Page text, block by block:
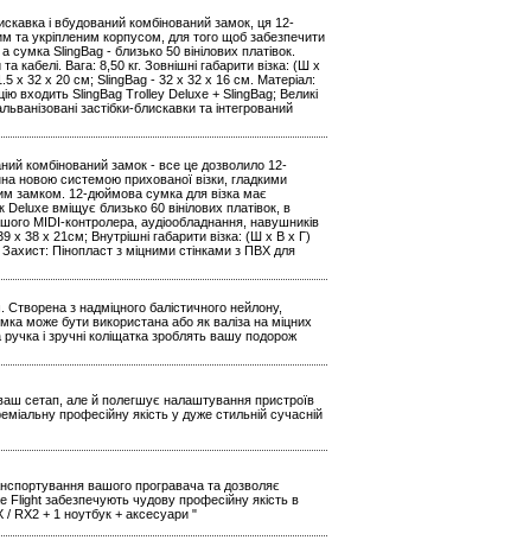
і вбудований комбінований замок, ця 12-
та укріпленим корпусом, для того щоб забезпечити
сумка SlingBag - близько 50 вінілових платівок.
Вага: 8,50 кг. Зовнішні габарити візка: (Ш х
x 32 x 20 см; SlingBag - 32 x 32 x 16 см. Матеріал:
входить SlingBag Trolley Deluxe + SlingBag; Великі
застібки-блискавки та інтегрований
комбінований замок - все це дозволило 12-
новою системою прихованої візки, гладкими
замком. 12-дюймова сумка для візка має
Deluxe вміщує близько 60 вінілових платівок, в
MIDI-контролера, аудіообладнання, навушників
x 38 x 21см; Внутрішні габарити візка: (Ш х В х Г)
Пінопласт з міцними стінками з ПВХ для
з надміцного балістичного нейлону,
може бути використана або як валіза на міцних
і зручні коліщатка зроблять вашу подорож
сетап, але й полегшує налаштування пристроїв
професійну якість у дуже стильній сучасній
вашого програвача та дозволяє
Flight забезпечують чудову професійну якість в
/ RX2 + 1 ноутбук + аксесуари "